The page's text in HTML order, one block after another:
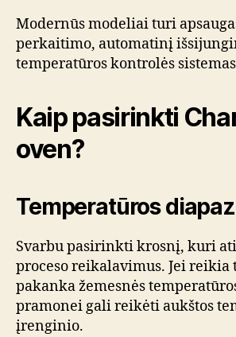
Modernūs modeliai turi
perkaitimo, automatinį
temperatūros kontrolės
Kaip pasirinkti
oven?
Temperatūros
Svarbu pasirinkti krosnį, kuri
proceso reikalavimus. Jei
pakanka žemesnės
pramonei gali reikėti aukštos
įrenginio.